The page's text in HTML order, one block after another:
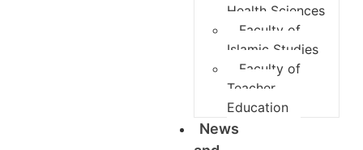
Health Sciences
Faculty of
Islamic Studies
Faculty of
Teacher
Education
News